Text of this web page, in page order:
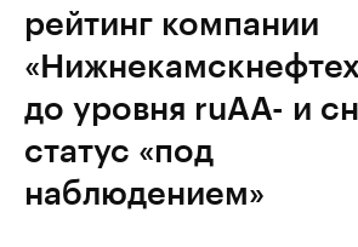
рейтинг компании
до уровня ruAA- и
статус «под
наблюдением»